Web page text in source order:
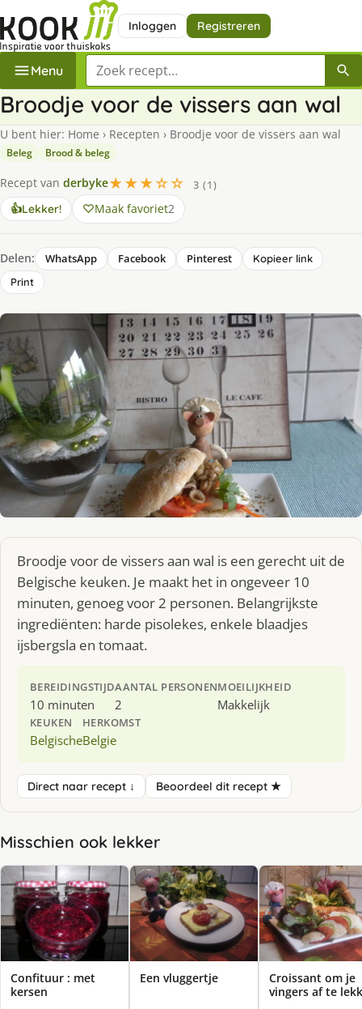
Inloggen Registreren
Menu Zoek een recept
Broodje voor de vissers aan wal
U bent hier: Home › Recepten › Broodje voor de vissers aan wal
Beleg Brood & beleg
Recept van derbyke★★★☆☆
3 (1)
👍Lekker! Maak favoriet2
Delen: WhatsApp Facebook Pinterest
Kopieer link
Print
Broodje voor de vissers aan wal is een gerecht uit de
Belgische keuken. Je maakt het in ongeveer 10
minuten, genoeg voor 2 personen. Belangrijkste
ingrediënten: harde pisolekes, enkele blaadjes
ijsbergsla en tomaat.
BEREIDINGSTIJD
10 minuten
AANTAL PERSONEN
2
MOEILIJKHEID
Makkelijk
KEUKEN
Belgische
HERKOMST
Belgie
Direct naar recept ↓ Beoordeel dit recept ★
Misschien ook lekker
Confituur : met
kersen
Een vluggertje
Croissant om je
vingers af te